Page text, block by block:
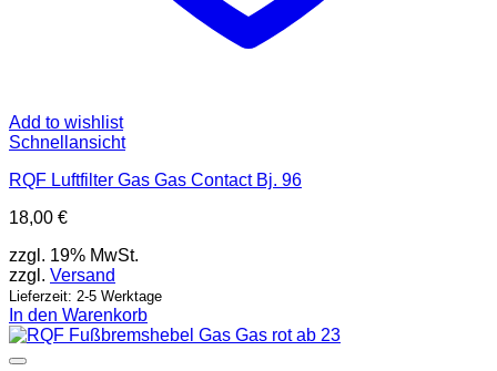
Add to wishlist
Schnellansicht
RQF Luftfilter Gas Gas Contact Bj. 96
18,00 €
zzgl. 19% MwSt.
zzgl. Versand
Lieferzeit: 2-5 Werktage
In den Warenkorb